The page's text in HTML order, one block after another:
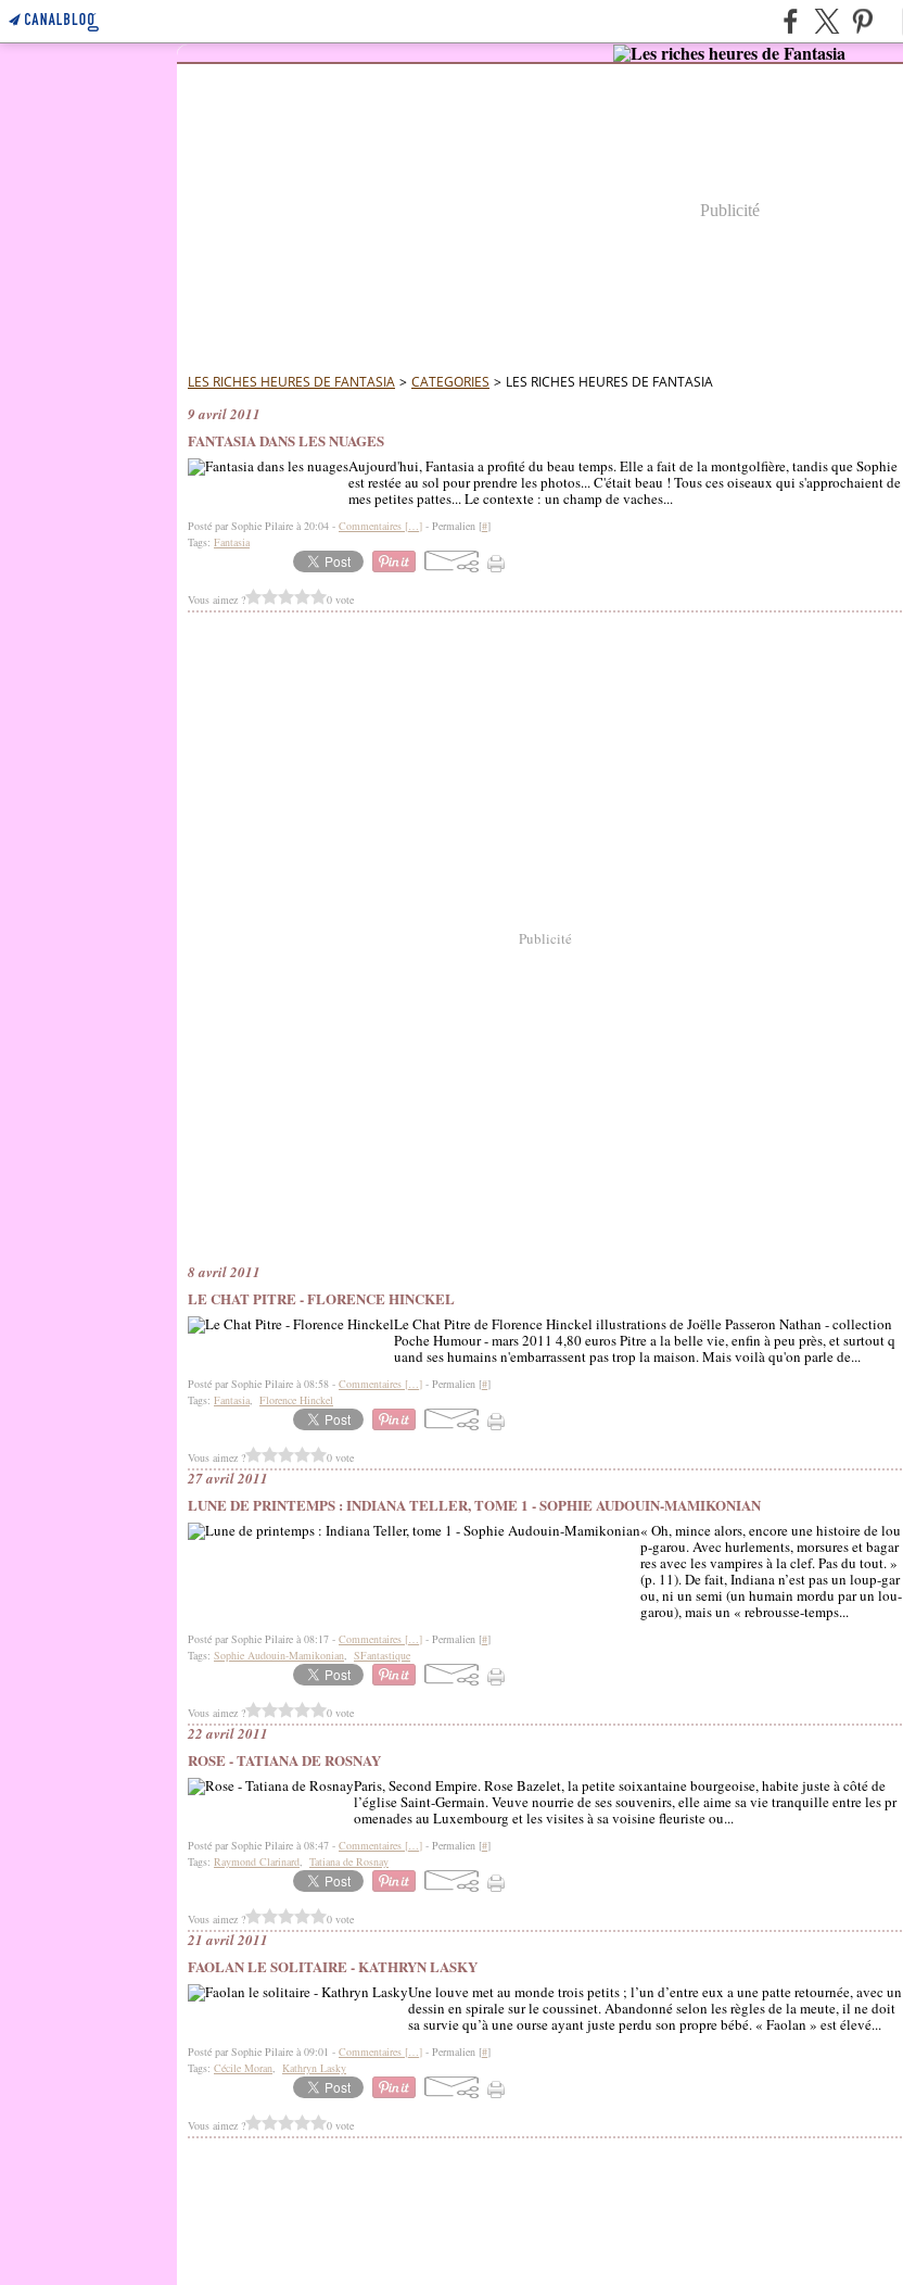
Publicité
LES RICHES HEURES DE FANTASIA > CATEGORIES > LES RICHES HEURES DE FANTASIA
9 avril 2011
FANTASIA DANS LES NUAGES
Aujourd'hui, Fantasia a profité du beau temps. Elle a fait de la montgolfière, tandis que Sophie
est restée au sol pour prendre les photos... C'était beau ! Tous ces oiseaux qui s'approchaient de
mes petites pattes... Le contexte : un champ de vaches...
Posté par Sophie Pilaire à 20:04 - Commentaires […] - Permalien [#]
Tags: Fantasia
Vous aimez ? 0 vote
Publicité
8 avril 2011
LE CHAT PITRE - FLORENCE HINCKEL
Le Chat Pitre de Florence Hinckel illustrations de Joëlle Passeron Nathan - collection
Poche Humour - mars 2011 4,80 euros Pitre a la belle vie, enfin à peu près, et surtout q
uand ses humains n'embarrassent pas trop la maison. Mais voilà qu'on parle de...
Posté par Sophie Pilaire à 08:58 - Commentaires […] - Permalien [#]
Tags: Fantasia, Florence Hinckel
Vous aimez ? 0 vote
27 avril 2011
LUNE DE PRINTEMPS : INDIANA TELLER, TOME 1 - SOPHIE AUDOUIN-MAMIKONIAN
« Oh, mince alors, encore une histoire de lou
p-garou. Avec hurlements, morsures et bagar
res avec les vampires à la clef. Pas du tout. »
(p. 11). De fait, Indiana n’est pas un loup-gar
ou, ni un semi (un humain mordu par un lou-
garou), mais un « rebrousse-temps...
Posté par Sophie Pilaire à 08:17 - Commentaires […] - Permalien [#]
Tags: Sophie Audouin-Mamikonian, SFantastique
Vous aimez ? 0 vote
22 avril 2011
ROSE - TATIANA DE ROSNAY
Paris, Second Empire. Rose Bazelet, la petite soixantaine bourgeoise, habite juste à côté de
l’église Saint-Germain. Veuve nourrie de ses souvenirs, elle aime sa vie tranquille entre les pr
omenades au Luxembourg et les visites à sa voisine fleuriste ou...
Posté par Sophie Pilaire à 08:47 - Commentaires […] - Permalien [#]
Tags: Raymond Clarinard, Tatiana de Rosnay
Vous aimez ? 0 vote
21 avril 2011
FAOLAN LE SOLITAIRE - KATHRYN LASKY
Une louve met au monde trois petits ; l’un d’entre eux a une patte retournée, avec un
dessin en spirale sur le coussinet. Abandonné selon les règles de la meute, il ne doit
sa survie qu’à une ourse ayant juste perdu son propre bébé. « Faolan » est élevé...
Posté par Sophie Pilaire à 09:01 - Commentaires […] - Permalien [#]
Tags: Cécile Moran, Kathryn Lasky
Vous aimez ? 0 vote